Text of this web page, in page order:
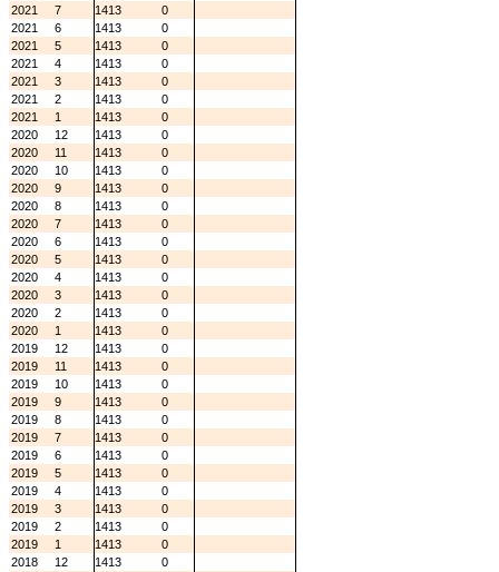
2021
7 1413
0
2021
6 1413
0
2021
5 1413
0
2021
4 1413
0
2021
3 1413
0
2021
2 1413
0
2021
1 1413
0
2020
12 1413
0
2020
11 1413
0
2020
10 1413
0
2020
9 1413
0
2020
8 1413
0
2020
7 1413
0
2020
6 1413
0
2020
5 1413
0
2020
4 1413
0
2020
3 1413
0
2020
2 1413
0
2020
1 1413
0
2019
12 1413
0
2019
11 1413
0
2019
10 1413
0
2019
9 1413
0
2019
8 1413
0
2019
7 1413
0
2019
6 1413
0
2019
5 1413
0
2019
4 1413
0
2019
3 1413
0
2019
2 1413
0
2019
1 1413
0
2018
12 1413
0